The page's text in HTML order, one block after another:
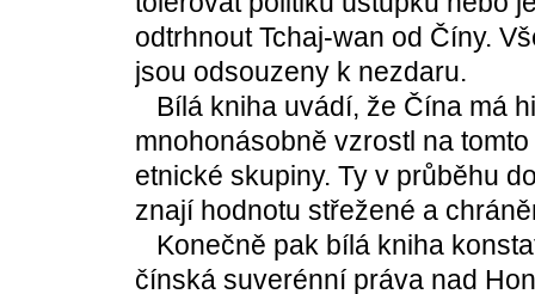
odtrhnout Tchaj-wan od Číny.
jsou odsouzeny k nezdaru.
Bílá kniha uvádí, že Čína má
mnohonásobně vzrostl na
etnické skupiny. Ty v průběhu
znají hodnotu střežené a
Konečně pak bílá kniha
čínská suverénní práva nad